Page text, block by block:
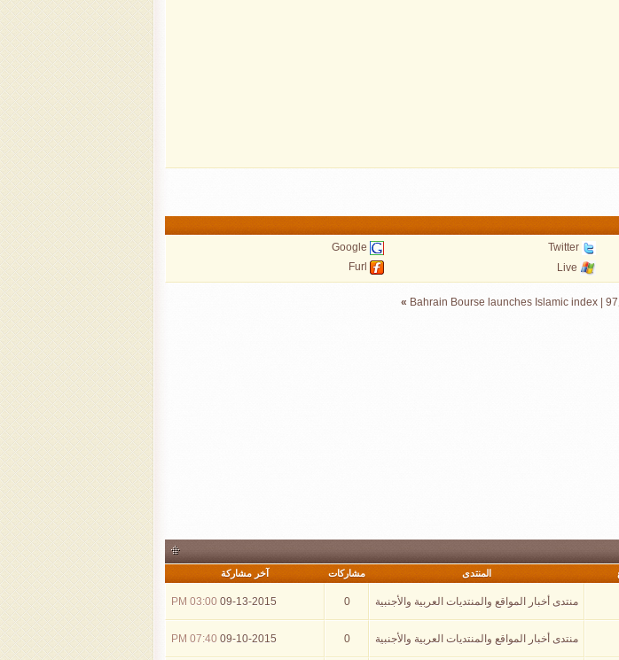
Twitter
Google
Live
Furl
|
Bahrain Bourse launches Islamic index
»
المنتدى مشاركات آخر مشاركة
منتدى أخبار المواقع والمنتديات العربية والأجنبية 0
09-13-2015
03:00 PM
منتدى أخبار المواقع والمنتديات العربية والأجنبية 0
09-10-2015
07:40 PM